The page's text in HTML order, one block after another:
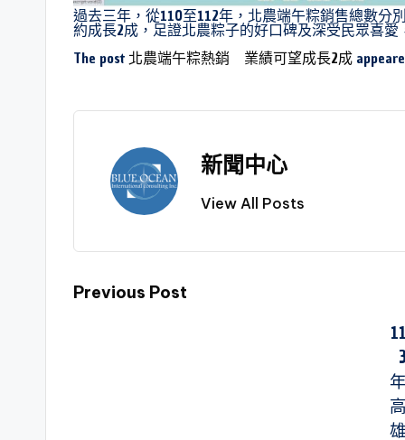
過去三年，從110至112年，北農端午粽銷售總數分
約成長2成，足證北農粽子的好口碑及深受民眾喜
The post北農端午粽熱銷 業績可望成長2成
新聞中心
View All Posts
Previous Post